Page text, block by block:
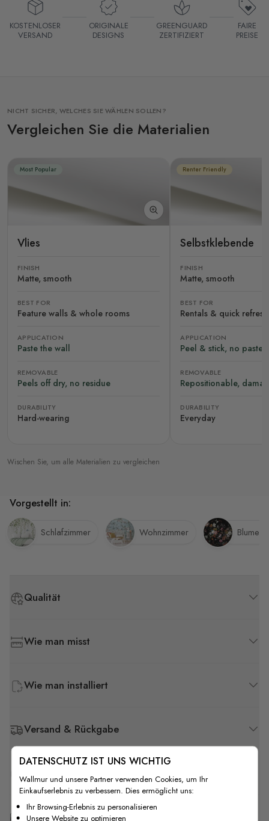
KOSTENLOSER
VERSAND
ORIGINALE
DESIGNS
GREENGUARD
ZERTIFIZIERT
FAIRE
PREISE
NICHT SICHER, WELCHES SIE WÄHLEN SOLLEN?
Vergleichen Sie die Materialien
Most Popular
Vlies
FINISH
Matte, smooth
BEST FOR
Feature walls & whole rooms
APPLICATION
Paste the wall
REMOVABLE
Peels off dry, no residue
DURABILITY
Hard-wearing
Renter Friendly
Selbstklebende
FINISH
Matte, smooth
BEST FOR
Rentals & quick
APPLICATION
Peel & stick, no paste
REMOVABLE
Repositionable,
DURABILITY
Everyday
Wischen Sie, um alle Materialien zu vergleichen
Qualität
Wie man misst
Wie man installiert
Versand & Rückgabe
F.A.Q
Kostenlose Anpassung
Vorgestellt in:
Schlafzimmer Wohnzimmer Blumen
DATENSCHUTZ IST UNS WICHTIG
Wallmur und unsere Partner verwenden Cookies, um Ihr
Einkaufserlebnis zu verbessern. Dies ermöglicht uns:
Ihr Browsing-Erlebnis zu personalisieren
Unsere Website zu optimieren